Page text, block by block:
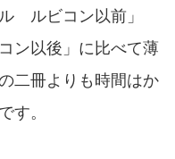
ルビコン以前」
ン以後」に比べて薄
二冊よりも時間はか
す。